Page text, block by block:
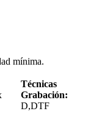
mínima.
Técnicas
Grabación:
D,DTF